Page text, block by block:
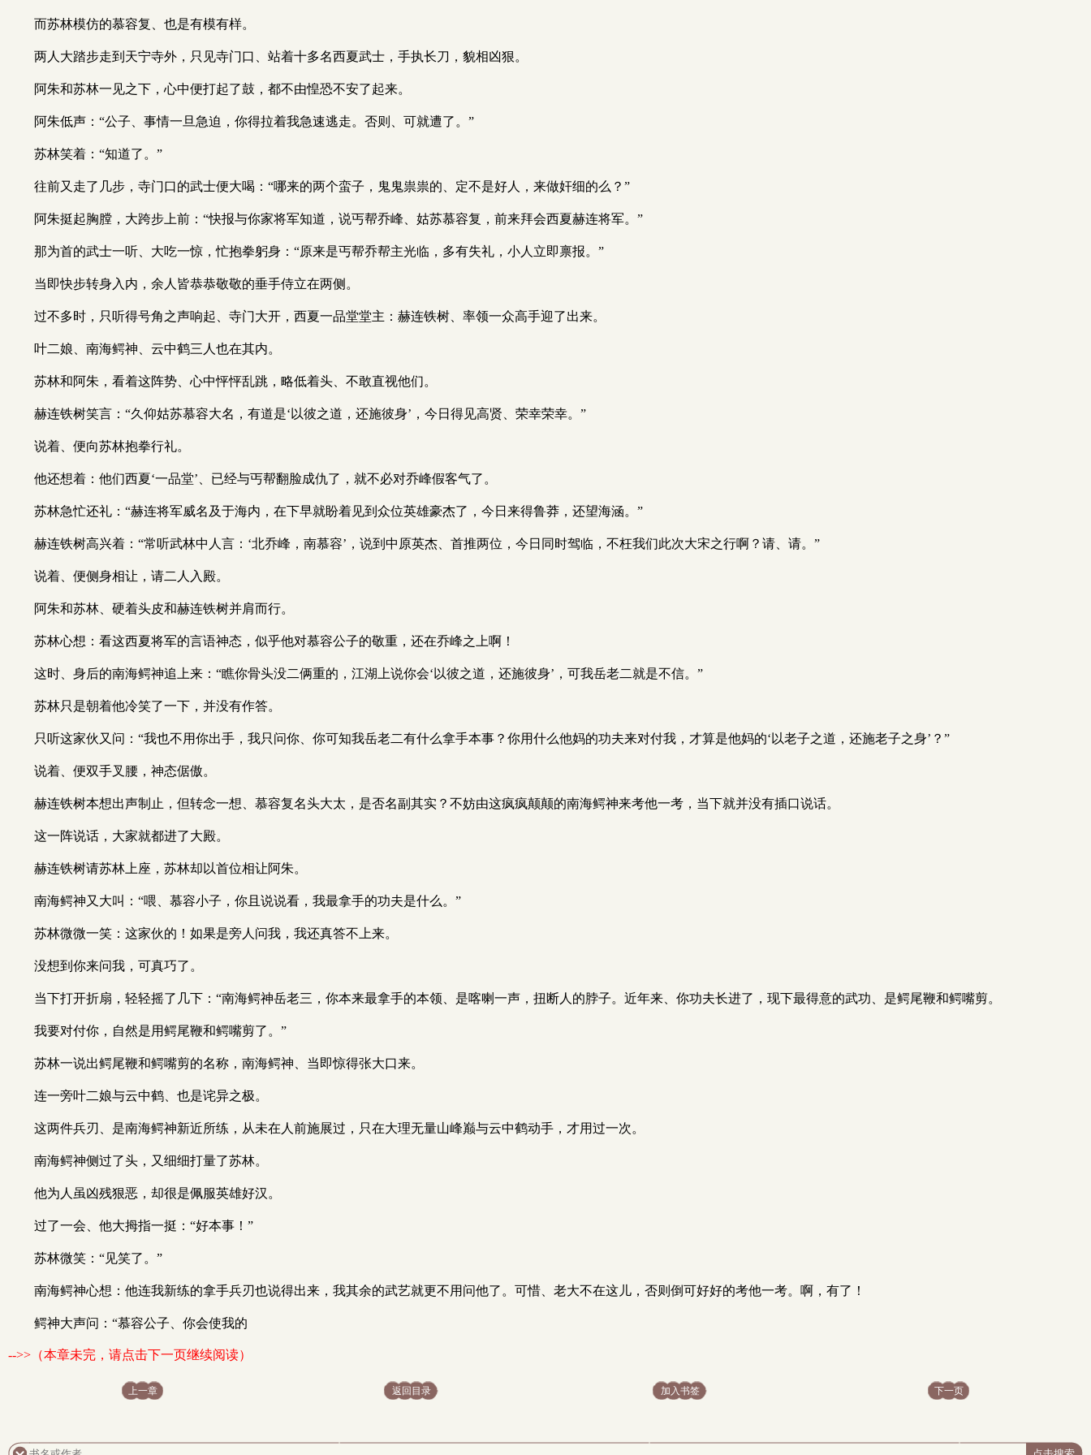
而苏林模仿的慕容复、也是有模有样。
两人大踏步走到天宁寺外，只见寺门口、站着十多名西夏武士，手执长刀，貌相凶狠。
阿朱和苏林一见之下，心中便打起了鼓，都不由惶恐不安了起来。
阿朱低声：“公子、事情一旦急迫，你得拉着我急速逃走。否则、可就遭了。”
苏林笑着：“知道了。”
往前又走了几步，寺门口的武士便大喝：“哪来的两个蛮子，鬼鬼祟祟的、定不是好人，来做奸细的么？”
阿朱挺起胸膛，大跨步上前：“快报与你家将军知道，说丐帮乔峰、姑苏慕容复，前来拜会西夏赫连将军。”
那为首的武士一听、大吃一惊，忙抱拳躬身：“原来是丐帮乔帮主光临，多有失礼，小人立即禀报。”
当即快步转身入内，余人皆恭恭敬敬的垂手侍立在两侧。
过不多时，只听得号角之声响起、寺门大开，西夏一品堂堂主：赫连铁树、率领一众高手迎了出来。
叶二娘、南海鳄神、云中鹤三人也在其内。
苏林和阿朱，看着这阵势、心中怦怦乱跳，略低着头、不敢直视他们。
赫连铁树笑言：“久仰姑苏慕容大名，有道是‘以彼之道，还施彼身’，今日得见高贤、荣幸荣幸。”
说着、便向苏林抱拳行礼。
他还想着：他们西夏‘一品堂’、已经与丐帮翻脸成仇了，就不必对乔峰假客气了。
苏林急忙还礼：“赫连将军威名及于海内，在下早就盼着见到众位英雄豪杰了，今日来得鲁莽，还望海涵。”
赫连铁树高兴着：“常听武林中人言：‘北乔峰，南慕容’，说到中原英杰、首推两位，今日同时驾临，不枉我们此次大宋之行啊？请、请。”
说着、便侧身相让，请二人入殿。
阿朱和苏林、硬着头皮和赫连铁树并肩而行。
苏林心想：看这西夏将军的言语神态，似乎他对慕容公子的敬重，还在乔峰之上啊！
这时、身后的南海鳄神追上来：“瞧你骨头没二俩重的，江湖上说你会‘以彼之道，还施彼身’，可我岳老二就是不信。”
苏林只是朝着他冷笑了一下，并没有作答。
只听这家伙又问：“我也不用你出手，我只问你、你可知我岳老二有什么拿手本事？你用什么他妈的功夫来对付我，才算是他妈的‘以老子之道，还施老子之身’？”
说着、便双手叉腰，神态倨傲。
赫连铁树本想出声制止，但转念一想、慕容复名头大太，是否名副其实？不妨由这疯疯颠颠的南海鳄神来考他一考，当下就并没有插口说话。
这一阵说话，大家就都进了大殿。
赫连铁树请苏林上座，苏林却以首位相让阿朱。
南海鳄神又大叫：“喂、慕容小子，你且说说看，我最拿手的功夫是什么。”
苏林微微一笑：这家伙的！如果是旁人问我，我还真答不上来。
没想到你来问我，可真巧了。
当下打开折扇，轻轻摇了几下：“南海鳄神岳老三，你本来最拿手的本领、是喀喇一声，扭断人的脖子。近年来、你功夫长进了，现下最得意的武功、是鳄尾鞭和鳄嘴剪。
我要对付你，自然是用鳄尾鞭和鳄嘴剪了。”
苏林一说出鳄尾鞭和鳄嘴剪的名称，南海鳄神、当即惊得张大口来。
连一旁叶二娘与云中鹤、也是诧异之极。
这两件兵刃、是南海鳄神新近所练，从未在人前施展过，只在大理无量山峰巅与云中鹤动手，才用过一次。
南海鳄神侧过了头，又细细打量了苏林。
他为人虽凶残狠恶，却很是佩服英雄好汉。
过了一会、他大拇指一挺：“好本事！”
苏林微笑：“见笑了。”
南海鳄神心想：他连我新练的拿手兵刃也说得出来，我其余的武艺就更不用问他了。可惜、老大不在这儿，否则倒可好好的考他一考。啊，有了！
鳄神大声问：“慕容公子、你会使我的
-->>（本章未完，请点击下一页继续阅读）
上一章 返回目录 加入书签 下一页